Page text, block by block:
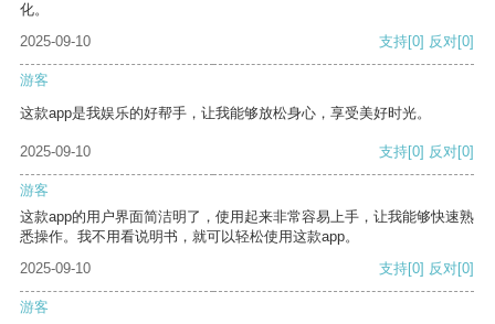
化。
2025-09-10
支持[0] 反对[0]
游客
这款app是我娱乐的好帮手，让我能够放松身心，享受美好时光。
2025-09-10 支持[0] 反对[0]
游客
这款app的用户界面简洁明了，使用起来非常容易上手，让我能够快速熟
悉操作。我不用看说明书，就可以轻松使用这款app。
2025-09-10
支持[0] 反对[0]
游客